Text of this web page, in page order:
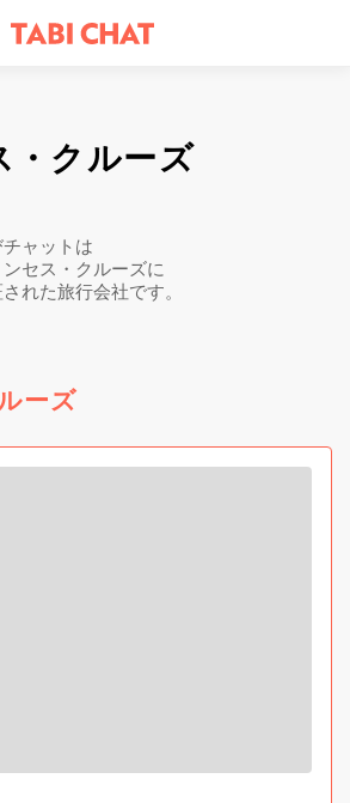
・クルーズ
ャットは
セス・クルーズに
れた旅行会社です。
ーズ